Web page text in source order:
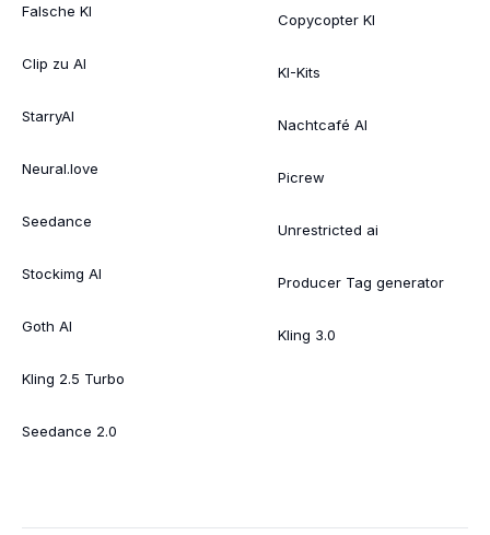
Falsche KI
Clip zu AI
StarryAI
Neural.love
Seedance
Stockimg AI
Goth AI
Kling 2.5 Turbo
Seedance 2.0
Copycopter KI
KI-Kits
Nachtcafé AI
Picrew
Unrestricted ai
Producer Tag generator
Kling 3.0